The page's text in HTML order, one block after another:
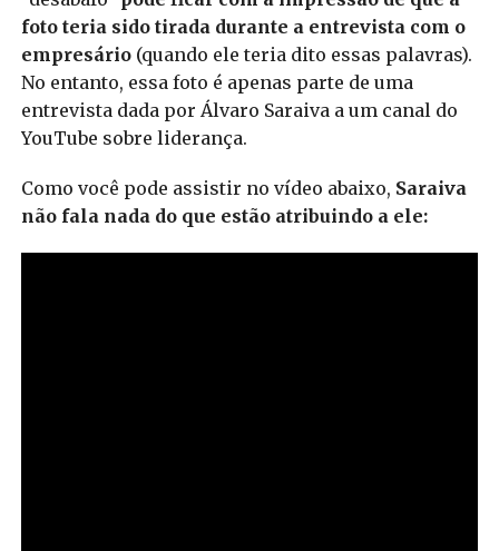
foto teria sido tirada durante a entrevista com o
empresário(quando ele teria dito essas palavras).
No entanto, essa foto é apenas parte de uma
entrevista dada por Álvaro Saraiva a um canal do
YouTube sobre liderança.
Como você pode assistir no vídeo abaixo, Saraiva
não fala nada do que estão atribuindo a ele: